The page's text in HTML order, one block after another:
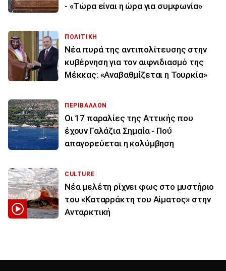
- «Τώρα είναι η ώρα για συμφωνία»
ΠΟΛΙΤΙΚΗ
Νέα πυρά της αντιπολίτευσης στην
κυβέρνηση για τον αιφνιδιασμό της
Μέκκας: «Αναβαθμίζεται η Τουρκία»
ΠΕΡΙΒΑΛΛΟΝ
Οι 17 παραλίες της Αττικής που
έχουν Γαλάζια Σημαία - Πού
απαγορεύεται η κολύμβηση
CULTURE
Νέα μελέτη ρίχνει φως στο μυστήριο
του «Καταρράκτη του Αίματος» στην
Ανταρκτική